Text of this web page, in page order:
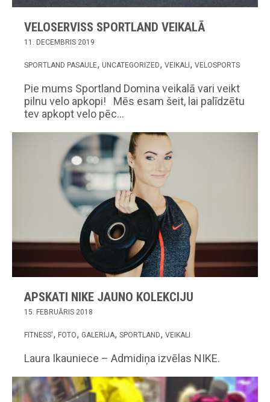
VELOSERVISS SPORTLAND VEIKALĀ
11. DECEMBRIS 2019
SPORTLAND PASAULE UNCATEGORIZED VEIKALI VELOSPORTS
Pie mums Sportland Domina veikalā vari veikt
pilnu velo apkopi! Mēs esam šeit, lai palīdzētu
tev apkopt velo pēc…
APSKATI NIKE JAUNO KOLEKCIJU
15. FEBRUĀRIS 2018
FITNESS' FOTO GALERIJA SPORTLAND VEIKALI
Laura Ikauniece – Admidiņa izvēlas NIKE.